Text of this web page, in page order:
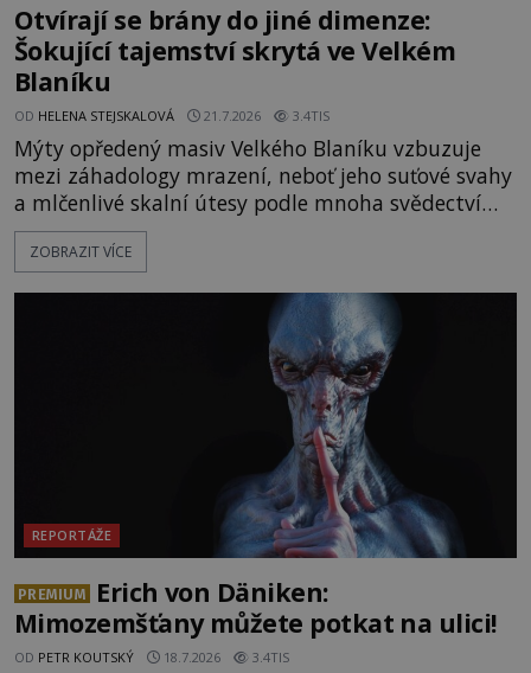
Otvírají se brány do jiné dimenze:
Šokující tajemství skrytá ve Velkém
Blaníku
OD HELENA STEJSKALOVÁ 21.7.2026 3.4TIS
Mýty opředený masiv Velkého Blaníku vzbuzuje
mezi záhadology mrazení, neboť jeho suťové svahy
a mlčenlivé skalní útesy podle mnoha svědectví
fungují jako anomální zóny, kde selhává lidské
vnímání času i prostoru. Geologické anomálie hory
badatelé zde odkrývají indicie, které propojují
prastaré pohanské kulty, keltské svatyně a zprávy
ZOBRAZIT VÍCE
REPORTÁŽE
PREMIUM
Erich von Däniken:
Mimozemšťany můžete potkat na ulici!
OD PETR KOUTSKÝ 18.7.2026 3.4TIS